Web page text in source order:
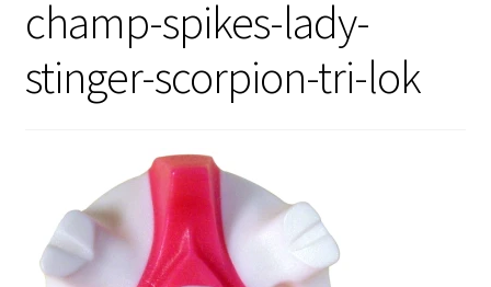
champ-spikes-lady-
stinger-scorpion-tri-lok